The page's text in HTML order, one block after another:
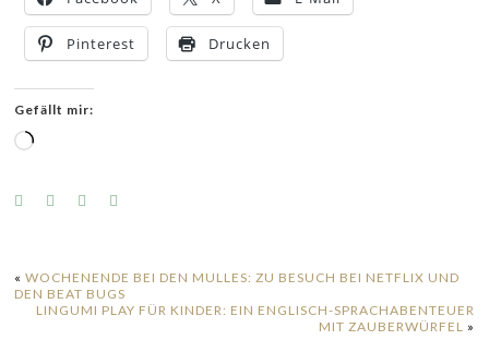
Pinterest Drucken
Gefällt mir:
Wird
«WOCHENENDE BEI DEN MULLES: ZU BESUCH BEI NETFLIX UND
DEN BEAT BUGS
LINGUMI PLAY FÜR KINDER: EIN ENGLISCH-SPRACHABENTEUER
MIT ZAUBERWÜRFEL »